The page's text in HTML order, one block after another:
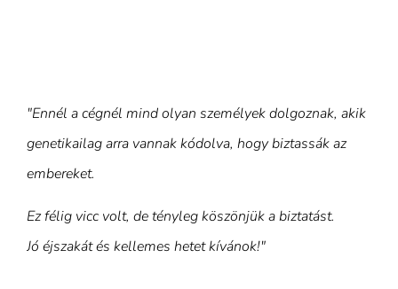
"Ennél a cégnél mind olyan személyek dolgoznak, akik
genetikailag arra vannak kódolva, hogy biztassák az
embereket.
Ez félig vicc volt, de tényleg köszönjük a biztatást.
Jó éjszakát és kellemes hetet kívánok!"